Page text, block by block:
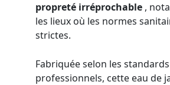
propreté irréprochable ,
les lieux où les normes
strictes.
Fabriquée selon les standards
professionnels, cette eau de